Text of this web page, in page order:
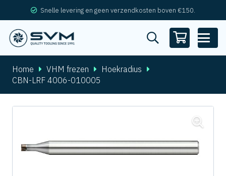
Snelle levering en geen verzendkosten boven €150.
Home VHM frezen
Hoekradius
CBN-LRF 4006-010005